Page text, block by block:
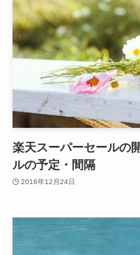
楽天スーパーセールの
ルの予定・間隔
2016年12月24日